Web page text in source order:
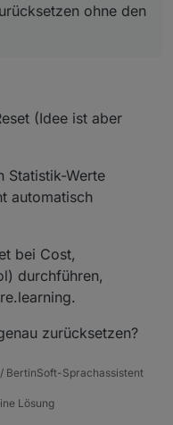
ohne den
(Idee ist aber
Statistik-Werte
automatisch
bei Cost,
durchführen,
zurücksetzen?
BertinSoft-Sprachassistent
Lösung